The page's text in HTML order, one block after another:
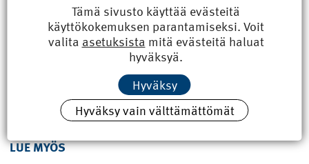
ASIASANAT Helsinki,
Jaa
LUE MYÖS
Tämä sivusto käyttää evästeitä
käyttökokemuksen parantamiseksi. Voit
valita asetuksista mitä evästeitä haluat
hyväksyä.
Hyväksy
Hyväksy vain välttämättömät